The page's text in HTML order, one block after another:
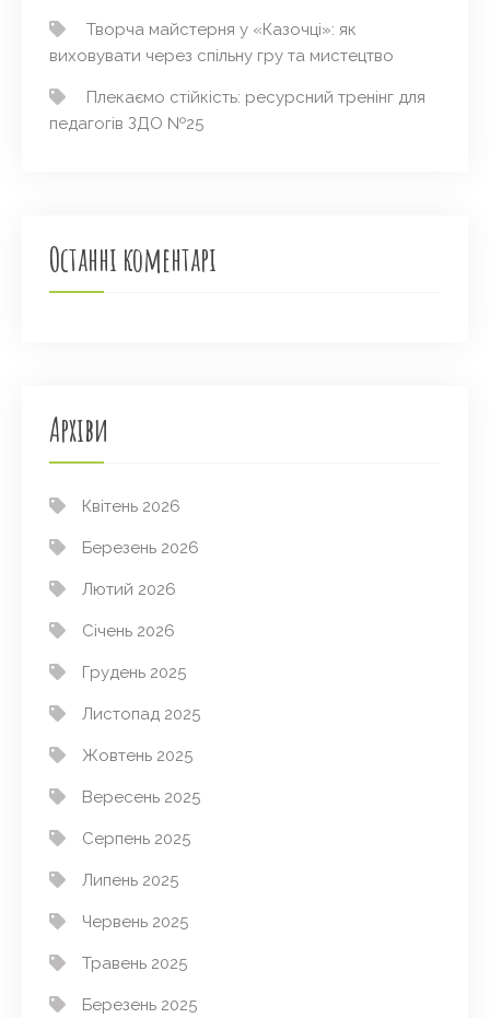
Творча майстерня у «Казочці»: як
виховувати через спільну гру та мистецтво
Плекаємо стійкість: ресурсний тренінг для
педагогів ЗДО №25
Останні коментарі
Архіви
Квітень 2026
Березень 2026
Лютий 2026
Січень 2026
Грудень 2025
Листопад 2025
Жовтень 2025
Вересень 2025
Серпень 2025
Липень 2025
Червень 2025
Травень 2025
Березень 2025